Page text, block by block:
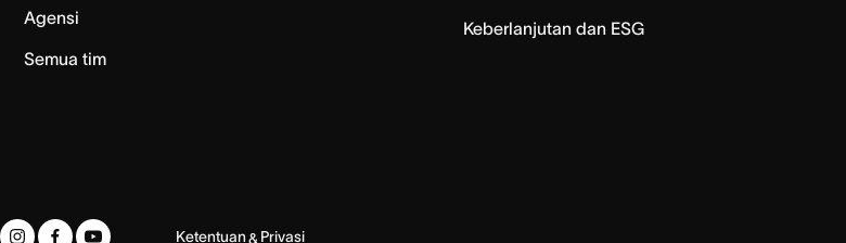
Agensi
Semua tim
Keberlanjutan dan ESG
Ketentuan& Privasi